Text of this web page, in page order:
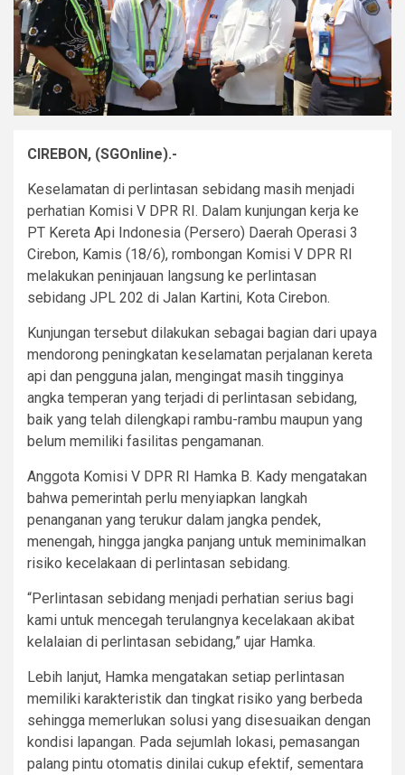
CIREBON, (SGOnline).-
Keselamatan di perlintasan sebidang masih menjadi
perhatian Komisi V DPR RI. Dalam kunjungan kerja ke
PT Kereta Api Indonesia (Persero) Daerah Operasi 3
Cirebon, Kamis (18/6), rombongan Komisi V DPR RI
melakukan peninjauan langsung ke perlintasan
sebidang JPL 202 di Jalan Kartini, Kota Cirebon.
Kunjungan tersebut dilakukan sebagai bagian dari upaya
mendorong peningkatan keselamatan perjalanan kereta
api dan pengguna jalan, mengingat masih tingginya
angka temperan yang terjadi di perlintasan sebidang,
baik yang telah dilengkapi rambu-rambu maupun yang
belum memiliki fasilitas pengamanan.
Anggota Komisi V DPR RI Hamka B. Kady mengatakan
bahwa pemerintah perlu menyiapkan langkah
penanganan yang terukur dalam jangka pendek,
menengah, hingga jangka panjang untuk meminimalkan
risiko kecelakaan di perlintasan sebidang.
“Perlintasan sebidang menjadi perhatian serius bagi
kami untuk mencegah terulangnya kecelakaan akibat
kelalaian di perlintasan sebidang,” ujar Hamka.
Lebih lanjut, Hamka mengatakan setiap perlintasan
memiliki karakteristik dan tingkat risiko yang berbeda
sehingga memerlukan solusi yang disesuaikan dengan
kondisi lapangan. Pada sejumlah lokasi, pemasangan
palang pintu otomatis dinilai cukup efektif, sementara